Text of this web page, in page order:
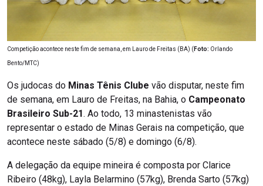
Competição acontece neste fim de semana, em Lauro de Freitas (BA) ( Foto: Orlando
Bento/MTC)
Os judocas do Minas Tênis Clube vão disputar, neste fim
de semana, em Lauro de Freitas, na Bahia, o Campeonato
Brasileiro Sub-21. Ao todo, 13 minastenistas vão
representar o estado de Minas Gerais na competição, que
acontece neste sábado (5/8) e domingo (6/8).
A delegação da equipe mineira é composta por Clarice
Ribeiro (48kg), Layla Belarmino (57kg), Brenda Sarto (57kg)